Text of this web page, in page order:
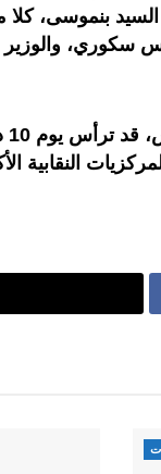
السيد بنموسى،
سكوري، والوزير
النقابية